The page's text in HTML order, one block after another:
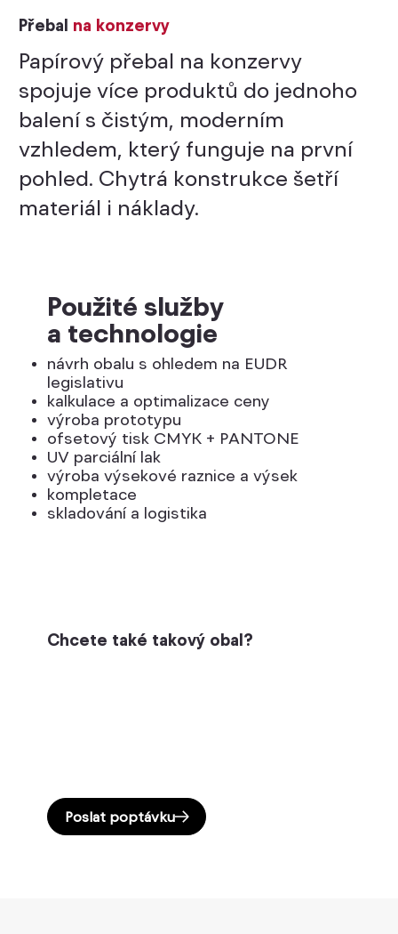
Přebal na konzervy
Papírový přebal na konzervy
spojuje více produktů do jednoho
balení s čistým, moderním
vzhledem, který funguje na první
pohled. Chytrá konstrukce šetří
materiál i náklady.
Použité služby
a technologie
návrh obalu s ohledem na EUDR
legislativu
kalkulace a optimalizace ceny
výroba prototypu
ofsetový tisk CMYK + PANTONE
UV parciální lak
výroba výsekové raznice a výsek
kompletace
skladování a logistika
Chcete také takový obal?
Poslat poptávku